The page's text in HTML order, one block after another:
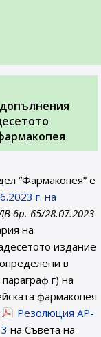
“Фармакопея” е
г. на
бр. 65/28.07.2023
на
издание
в
г) на
фармакопея
Резолюция AP-
на Съвета на